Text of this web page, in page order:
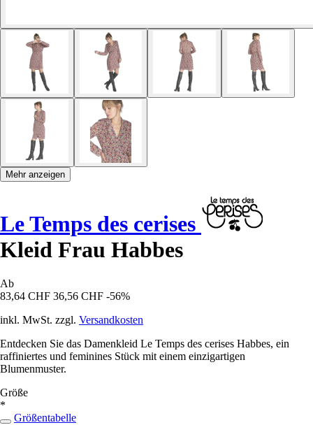
Mehr anzeigen
Le Temps des cerises
Kleid Frau Habbes
Ab
83,64 CHF 36,56 CHF -56%
inkl. MwSt. zzgl. Versandkosten
Entdecken Sie das Damenkleid Le Temps des cerises Habbes, ein
raffiniertes und feminines Stück mit einem einzigartigen
Blumenmuster.
Größe
*
Größentabelle